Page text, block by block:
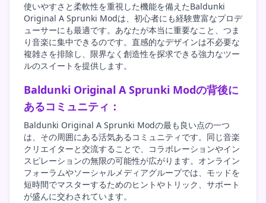
使いやすさと柔軟性を重視した機能を備えたBaldunki
Original A Sprunki Modは、初心者にも経験豊富なプロデ
ューサーにも最適です。あなたが本当に重要なこと、つま
り音楽に集中できるのです。直感的なデザインは不必要な
複雑さを排除し、限界なく創造性を探求できる強力なツー
ルのスイートを提供します。
Baldunki Original A Sprunki Modの背後に
あるコミュニティ：
Baldunki Original A Sprunki Modの最も良い点の一つ
は、その周囲にある活気あるコミュニティです。同じ音楽
クリエイターと交流することで、コラボレーションやイン
スピレーションの無限の可能性が広がります。オンライン
フォーラムやソーシャルメディアグループでは、モッドを
短時間でマスターするためのヒントやトリック、サポート
が盛んに交わされています。